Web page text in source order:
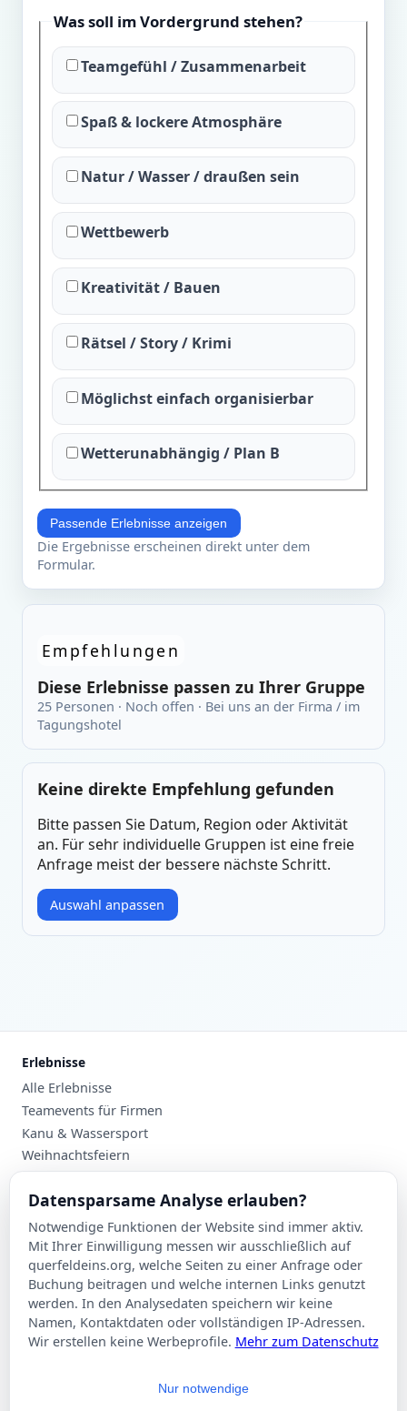
Was soll im Vordergrund stehen?
Teamgefühl / Zusammenarbeit
Spaß & lockere Atmosphäre
Natur / Wasser / draußen sein
Wettbewerb
Kreativität / Bauen
Rätsel / Story / Krimi
Möglichst einfach organisierbar
Wetterunabhängig / Plan B
Passende Erlebnisse anzeigen
Die Ergebnisse erscheinen direkt unter dem
Formular.
Empfehlungen
Diese Erlebnisse passen zu Ihrer Gruppe
25 Personen · Noch offen · Bei uns an der Firma / im
Tagungshotel
Keine direkte Empfehlung gefunden
Bitte passen Sie Datum, Region oder Aktivität
an. Für sehr individuelle Gruppen ist eine freie
Anfrage meist der bessere nächste Schritt.
Auswahl anpassen
Erlebnisse
Alle Erlebnisse
Teamevents für Firmen
Kanu & Wassersport
Weihnachtsfeiern
Planung
Events nach Stadt
Suche
Kontakt
Über Querfeldeins
Rechtliches
Impressum
Datensparsame Analyse erlauben?
Notwendige Funktionen der Website sind immer aktiv.
Mit Ihrer Einwilligung messen wir ausschließlich auf
querfeldeins.org, welche Seiten zu einer Anfrage oder
Buchung beitragen und welche internen Links genutzt
werden. In den Analysedaten speichern wir keine
Namen, Kontaktdaten oder vollständigen IP-Adressen.
Wir erstellen keine Werbeprofile. Mehr zum Datenschutz
Nur notwendige